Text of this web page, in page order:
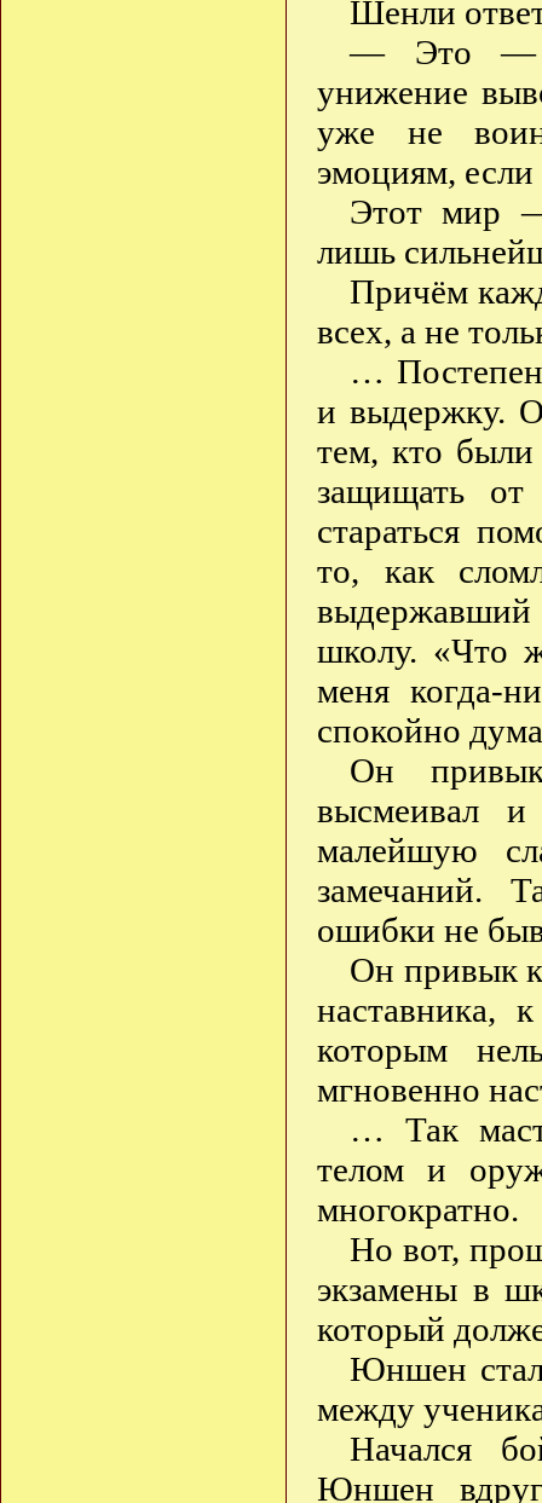
Шенли
— Это —
унижение
уже не
эмоциям,
Этот мир —
лишь
Причём
всех, а не
…
и выдержку.
тем, кто
защищать
стараться
то, как
школу. «Что
меня когда-
спокойно
Он
высмеивал
малейшую
замечаний.
ошибки не
Он привык
наставника,
которым
мгновенно
… Так
телом и
многократно.
Но вот,
экзамены в
который
Юншен
между
Начался
Юншен